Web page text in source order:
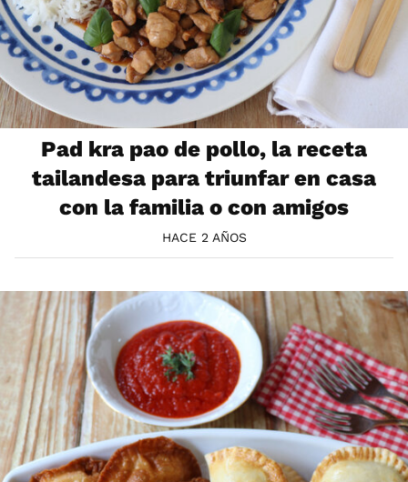
Pad kra pao de pollo, la receta
tailandesa para triunfar en casa
con la familia o con amigos
HACE 2 AÑOS